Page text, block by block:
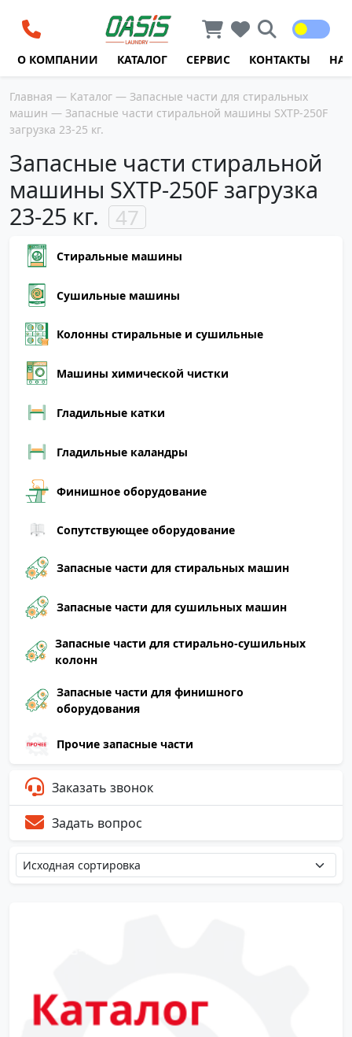
О КОМПАНИИ КАТАЛОГ СЕРВИС КОНТАКТЫ
Главная — Каталог — Запасные части для стиральных
машин — Запасные части стиральной машины SXTP-250F
загрузка 23-25 кг.
Запасные части стиральной
машины SXTP-250F загрузка
23-25 кг.
47
Стиральные машины
Сушильные машины
Колонны стиральные и сушильные
Машины химической чистки
Гладильные катки
Гладильные каландры
Финишное оборудование
Сопутствующее оборудование
Запасные части для стиральных машин
Запасные части для сушильных машин
Запасные части для стирально-сушильных
колонн
Запасные части для финишного
оборудования
Прочие запасные части
Заказать звонок
Задать вопрос